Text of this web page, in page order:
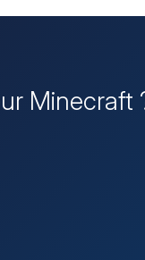
Minecraft